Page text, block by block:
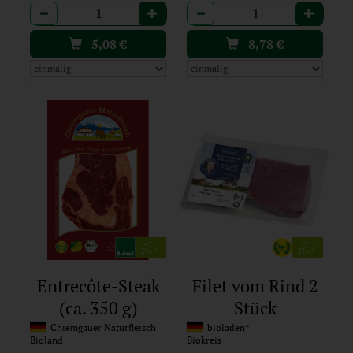
Anzahl
5,08€
Anzahl
8,78€
Entrecôte-Steak
(ca. 350 g)
Chiemgauer Naturfleisch
Bioland
Filet vom Rind 2
Stück
bioladen*
Biokreis